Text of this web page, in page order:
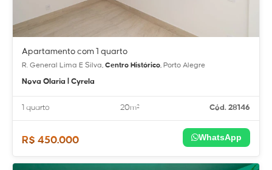
Apartamento com 1 quarto
R. General Lima E Silva, Centro Histórico, Porto Alegre
Nova Olaria | Cyrela
1 quarto 20m² Cód. 28146
R$ 450.000 WhatsApp